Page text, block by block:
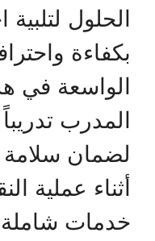
لتلبية
واحترافية
في هذا
تدريباً
سلامة
عملية
شاملة